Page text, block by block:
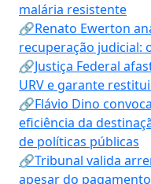
malária resistente
🔗Renato Ewerton
recuperação judicial:
🔗Justiça Federal
URV e garante
🔗Flávio Dino
eficiência da
de políticas públicas
🔗Tribunal valida
apesar do